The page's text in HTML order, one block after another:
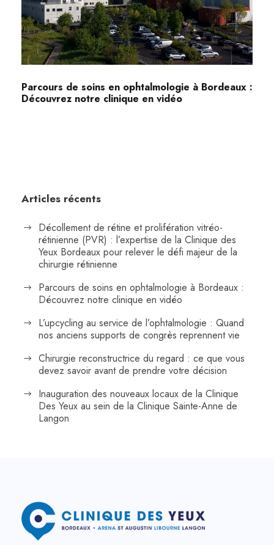
Parcours de soins en ophtalmologie à Bordeaux :
Découvrez notre clinique en vidéo
Articles récents
Décollement de rétine et prolifération vitréo-
rétinienne (PVR) : l’expertise de la Clinique des
Yeux Bordeaux pour relever le défi majeur de la
chirurgie rétinienne
Parcours de soins en ophtalmologie à Bordeaux :
Découvrez notre clinique en vidéo
L’upcycling au service de l’ophtalmologie : Quand
nos anciens supports de congrès reprennent vie
Chirurgie reconstructrice du regard : ce que vous
devez savoir avant de prendre votre décision
Inauguration des nouveaux locaux de la Clinique
Des Yeux au sein de la Clinique Sainte-Anne de
Langon